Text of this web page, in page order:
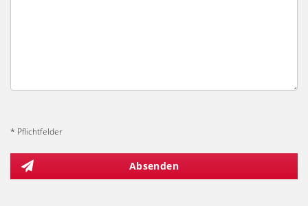
* Pflichtfelder
Absenden